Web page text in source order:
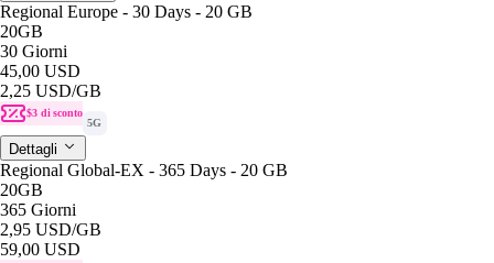
Regional Europe - 30 Days - 20 GB
20GB
30 Giorni
45,00 USD
2,25 USD/GB
$3 di sconto
5G
Dettagli
Regional Global-EX - 365 Days - 20 GB
20GB
365 Giorni
2,95 USD/GB
59,00 USD